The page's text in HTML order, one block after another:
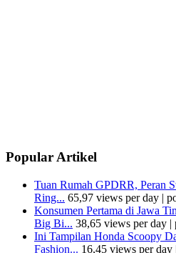
Popular Artikel
Tuan Rumah GPDRR, Peran
Ring... 65,97 views per day |
Konsumen Pertama di Jawa
Big Bi... 38,65 views per day |
Ini Tampilan Honda Scoopy
Fashion... 16,45 views per day